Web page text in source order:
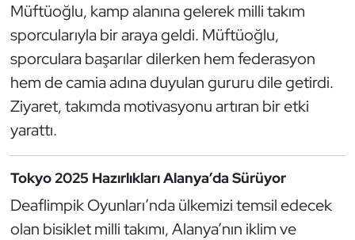
Müftüoğlu, kamp alanına gelerek milli takım
sporcularıyla bir araya geldi. Müftüoğlu,
sporculara başarılar dilerken hem federasyon
hem de camia adına duyulan gururu dile getirdi.
Ziyaret, takımda motivasyonu artıran bir etki
yarattı.
Tokyo 2025 Hazırlıkları Alanya’da Sürüyor
Deaflimpik Oyunları’nda ülkemizi temsil edecek
olan bisiklet milli takımı, Alanya’nın iklim ve
Halter
Hava Sporları
Hentbol
İşitme Engelli Sporcular
Judo ve Kuraş
Kano ve Rafting